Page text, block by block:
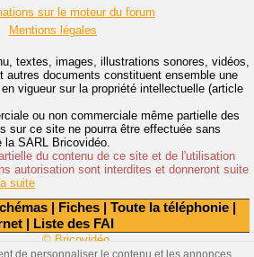
| Fiches | Toute la téléphonie |
| Liste des FAI
sur le moteur du forum
Mentions légales
textes, images, illustrations sonores, vidéos,
autres documents constituent ensemble une
vigueur sur la propriété intellectuelle (article
ou non commerciale même partielle des
sur ce site ne pourra être effectuée sans
la SARL Bricovidéo.
du contenu de ce site et de l'utilisation
autorisation sont interdites et donneront suite
suite
© Bricovidéo
de personnaliser le contenu et les annonces,